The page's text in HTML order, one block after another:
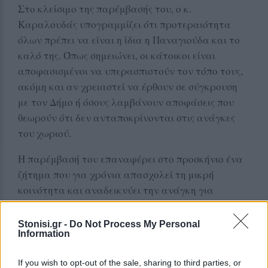
Stonisi.gr - Do Not Process My Personal
Information
If you wish to opt-out of the sale, sharing to third parties, or
Στο κλείσιμο της παρέμβασής του, ο κ.
Καραλουδάς υπογραμμίζει ότι προτεραιότητα
όλων πρέπει να είναι η ίδια η Παναγιούδα και το
καλό της. Όπως σημειώνει, οι κάτοικοι είναι
αποφασισμένοι να υπερασπιστούν τον τόπο τους,
ακόμη και αν χρειαστεί να έρθουν σε σύγκρουση
με τον Δήμο ή όσους λαμβάνουν αποφάσεις που
θεωρούν ότι δεν ανταποκρίνονται στις ανάγκες
του χωριού.
Η παρέμβασή του επαναφέρει στο προσκήνιο ένα
ζήτημα που για χρόνια απασχολεί τη μικρή
κοινότητα και αναδεικνύει την ανάγκη για
θεσμική συνεργασία, σαφή στρατηγική και
διάλογο με στόχο την οριστική επίλυση ενός
προβλήματος που αγγίζει κάθε οικογένεια της